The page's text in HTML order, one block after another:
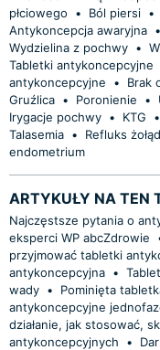
płciowego
• Ból piersi •
Antykoncepcja awaryjna •
Wydzielina z pochwy •
Tabletki antykoncepcyjne
antykoncepcyjne
• Brak
Gruźlica • Poronienie •
Irygacje pochwy • KTG •
Talasemia • Refluks
endometrium
ARTYKUŁY NA TEN
Najczęstsze pytania o
eksperci WP abcZdrowie
przyjmować tabletki
antykoncepcyjna •
wady • Pominięta
antykoncepcyjne
działanie, jak stosować,
antykoncepcyjnych
•